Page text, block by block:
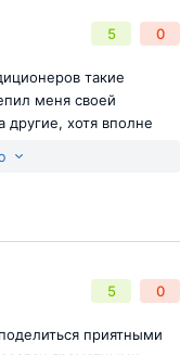
сайте
5 0
такие
меня своей
хотя вполне
5 0
приятными